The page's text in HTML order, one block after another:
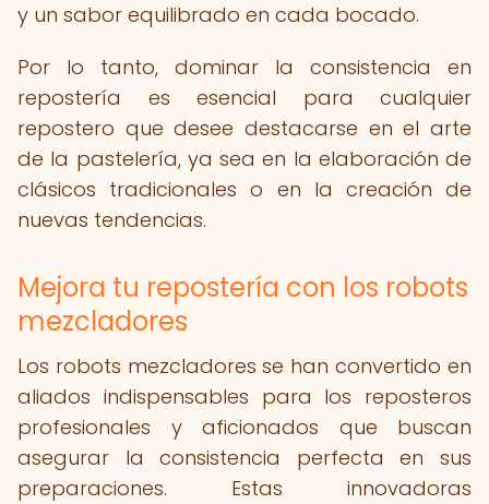
y un sabor equilibrado en cada bocado.
Por lo tanto, dominar la consistencia en
repostería es esencial para cualquier
repostero que desee destacarse en el arte
de la pastelería, ya sea en la elaboración de
clásicos tradicionales o en la creación de
nuevas tendencias.
Mejora tu repostería con los robots
mezcladores
Los robots mezcladores se han convertido en
aliados indispensables para los reposteros
profesionales y aficionados que buscan
asegurar la consistencia perfecta en sus
preparaciones. Estas innovadoras